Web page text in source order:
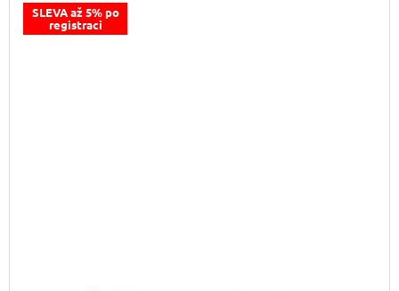
SLEVA až 5% po
registraci